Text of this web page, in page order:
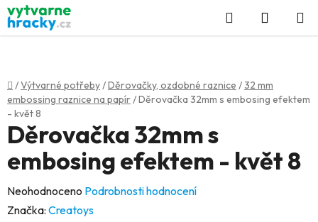
Přejít
na
obsah
Hledat
KOŠÍK
Domů
/Výtvarné potřeby/Děrovačky, ozdobné raznice /32 mm
embossing raznice na papír/Děrovačka 32mm s embosing efektem
- květ 8
Děrovačka 32mm s
embosing efektem - květ 8
Průměrné
hodnocení
Neohodnoceno Podrobnosti hodnocení
Značka: Creatoys